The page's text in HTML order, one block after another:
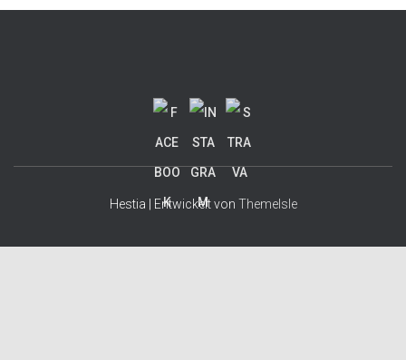
Hestia | Entwickelt von ThemeIsle